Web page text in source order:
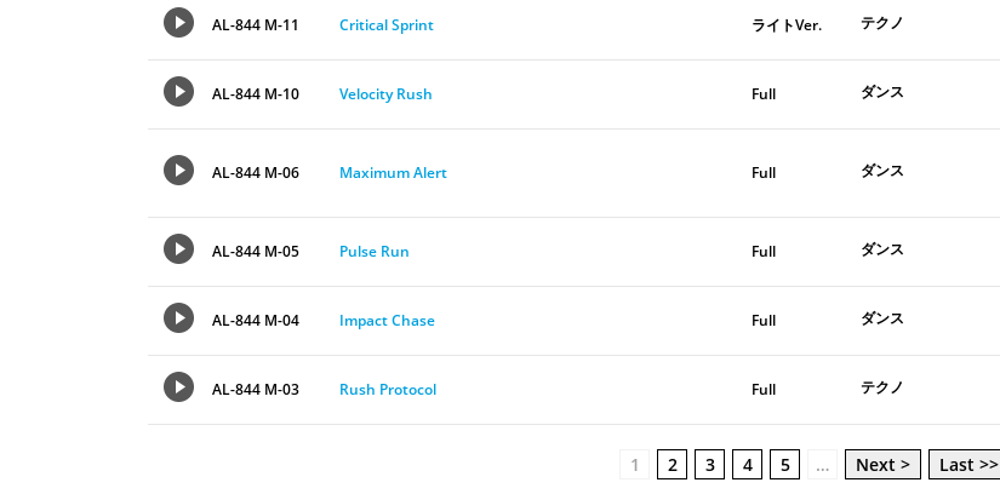
AL-844 M-11 Critical Sprint ライトVer. テクノ
AL-844 M-10 Velocity Rush Full ダンス
AL-844 M-06 Maximum Alert Full ダンス
AL-844 M-05 Pulse Run Full ダンス
AL-844 M-04 Impact Chase Full ダンス
AL-844 M-03 Rush Protocol Full テクノ
1 2 3 4 5 … Next >
Last >>